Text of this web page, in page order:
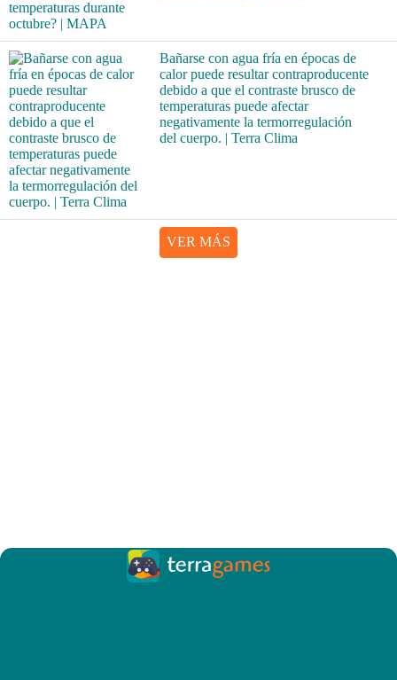
Bañarse con agua fría en épocas de
calor puede resultar contraproducente
debido a que el contraste brusco de
temperaturas puede afectar
negativamente la termorregulación
del cuerpo. | Terra Clima
VER MÁS